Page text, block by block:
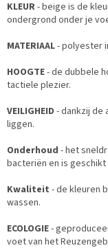
KLEUR- beige is de
ondergrond onder je
MATERIAAL- polyester
HOOGTE- de dubbele
tactiele plezier.
VEILIGHEID - dankzij de
liggen.
Onderhoud - het
bacteriën en is
Kwaliteit - de kleuren
wassen.
ECOLOGIE-
voet van het